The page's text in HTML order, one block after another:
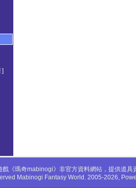
]
戲《瑪奇mabinogi》非官方資料網站，提供道
Mabinogi Fantasy World. 2005-2026,